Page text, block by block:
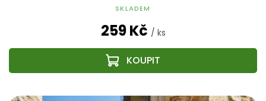
SKLADEM
259 Kč / ks